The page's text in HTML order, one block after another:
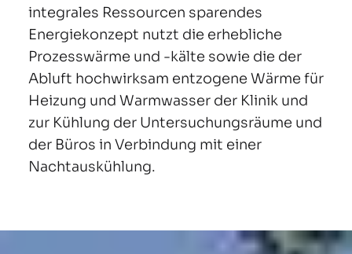
integrales Ressourcen sparendes
Energiekonzept nutzt die erhebliche
Prozesswärme und -kälte sowie die der
Abluft hochwirksam entzogene Wärme für
Heizung und Warmwasser der Klinik und
zur Kühlung der Untersuchungsräume und
der Büros in Verbindung mit einer
Nachtauskühlung.